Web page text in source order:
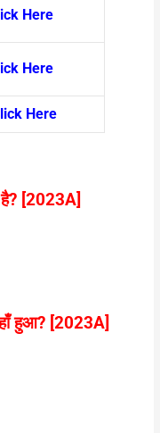
Here
Here
Here
[2023A]
हुआ? [2023A]